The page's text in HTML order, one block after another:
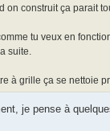
on construit ça parait
tu veux en
suite.
à grille ça se nettoie
je pense à